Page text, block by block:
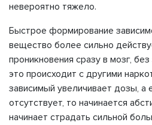
невероятно тяжело.
Быстрое формирование
вещество более сильно
проникновения сразу в мозг,
это происходит с другими
зависимый увеличивает дозы, а
отсутствует, то начинается
начинает страдать сильной